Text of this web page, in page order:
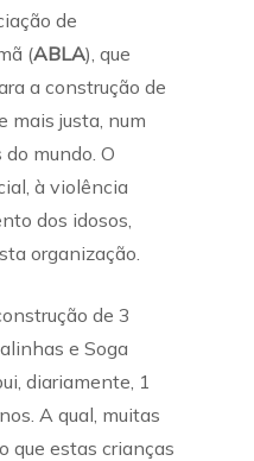
de
(ABLA), que
a construção de
mais justa, num
mundo. O
à violência
dos idosos,
organização.
de 3
e Soga
diariamente, 1
A qual, muitas
que estas crianças